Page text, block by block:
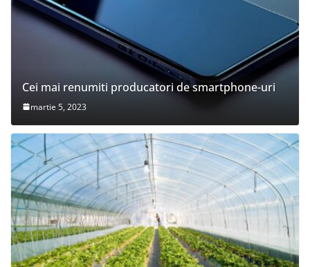
Cei mai renumiti producatori de smartphone-uri
martie 5, 2023